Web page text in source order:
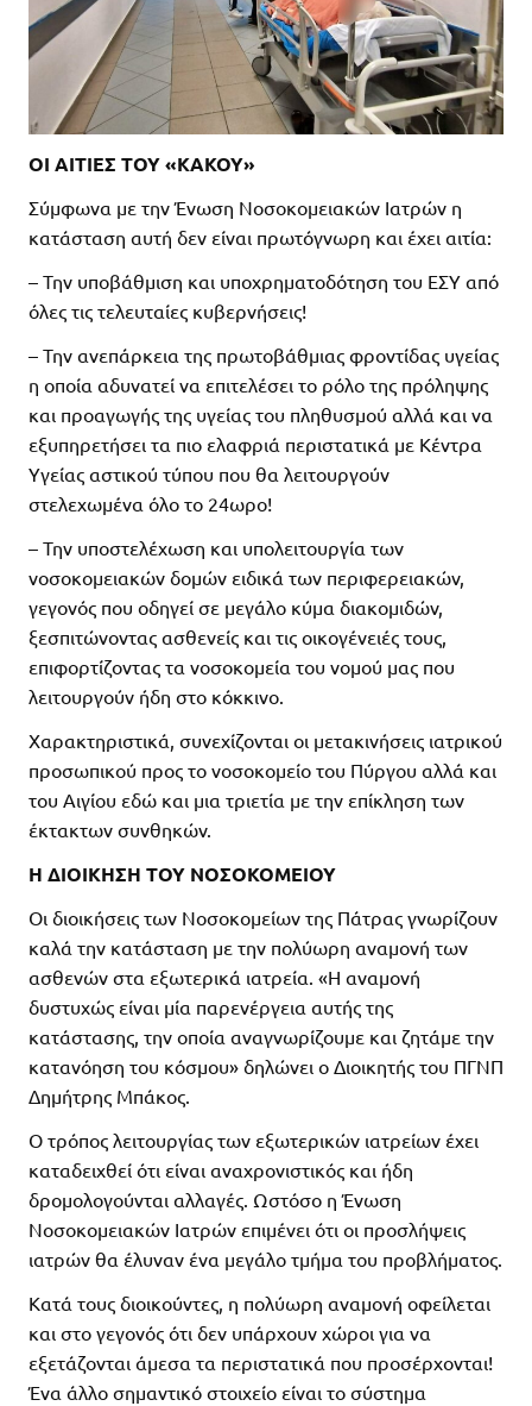
ΟΙ ΑΙΤΙΕΣ ΤΟΥ«ΚΑΚΟΥ»
Σύμφωνα με την Ένωση Νοσοκομειακών Ιατρών η
κατάσταση αυτή δεν είναι πρωτόγνωρη και έχει αιτία:
– Την υποβάθμιση και υποχρηματοδότηση του ΕΣΥ από
όλες τις τελευταίες κυβερνήσεις!
– Την ανεπάρκεια της πρωτοβάθμιας φροντίδας υγείας
η οποία αδυνατεί να επιτελέσει το ρόλο της πρόληψης
και προαγωγής της υγείας του πληθυσμού αλλά και να
εξυπηρετήσει τα πιο ελαφριά περιστατικά με Κέντρα
Υγείας αστικού τύπου που θα λειτουργούν
στελεχωμένα όλο το 24ωρο!
– Την υποστελέχωση και υπολειτουργία των
νοσοκομειακών δομών ειδικά των περιφερειακών,
γεγονός που οδηγεί σε μεγάλο κύμα διακομιδών,
ξεσπιτώνοντας ασθενείς και τις οικογένειές τους,
επιφορτίζοντας τα νοσοκομεία του νομού μας που
λειτουργούν ήδη στο κόκκινο.
Χαρακτηριστικά, συνεχίζονται οι μετακινήσεις ιατρικού
προσωπικού προς το νοσοκομείο του Πύργου αλλά και
του Αιγίου εδώ και μια τριετία με την επίκληση των
έκτακτων συνθηκών.
Η ΔΙΟΙΚΗΣΗ ΤΟΥ ΝΟΣΟΚΟΜΕΙΟΥ
Οι διοικήσεις των Νοσοκομείων της Πάτρας γνωρίζουν
καλά την κατάσταση με την πολύωρη αναμονή των
ασθενών στα εξωτερικά ιατρεία. «Η αναμονή
δυστυχώς είναι μία παρενέργεια αυτής της
κατάστασης, την οποία αναγνωρίζουμε και ζητάμε την
κατανόηση του κόσμου» δηλώνει ο Διοικητής του ΠΓΝΠ
Δημήτρης Μπάκος.
Ο τρόπος λειτουργίας των εξωτερικών ιατρείων έχει
καταδειχθεί ότι είναι αναχρονιστικός και ήδη
δρομολογούνται αλλαγές. Ωστόσο η Ένωση
Νοσοκομειακών Ιατρών επιμένει ότι οι προσλήψεις
ιατρών θα έλυναν ένα μεγάλο τμήμα του προβλήματος.
Κατά τους διοικούντες, η πολύωρη αναμονή οφείλεται
και στο γεγονός ότι δεν υπάρχουν χώροι για να
εξετάζονται άμεσα τα περιστατικά που προσέρχονται!
Ένα άλλο σημαντικό στοιχείο είναι το σύστημα